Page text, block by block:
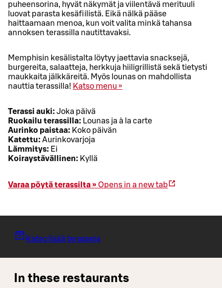
puheensorina, hyvät näkymät ja viilentävä merituuli
luovat parasta kesäfiilistä. Eikä nälkä pääse
haittaamaan menoa, kun voit valita minkä tahansa
annoksen terassilla nautittavaksi.
Memphisin kesälistalta löytyy jaettavia snacksejä,
burgereita, salaatteja, herkkuja hiiligrillistä sekä tietysti
maukkaita jälkkäreitä. Myös lounas on mahdollista
nauttia terassilla! Katso menu »
Terassi auki: Joka päivä
Ruokailu terassilla: Lounas ja à la carte
Aurinko paistaa: Koko päivän
Katettu: Aurinkovarjoja
Lämmitys: Ei
Koiraystävällinen: Kyllä
Varaa pöytä terassilta » Opens in a new tab
Katso lisää terasseja
In these restaurants